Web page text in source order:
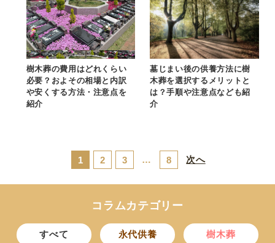
樹木葬の費用はどれくらい
必要？およその相場と内訳
や安くする方法・注意点を
紹介
墓じまい後の供養方法に樹
木葬を選択するメリットと
は？手順や注意点なども紹
介
1 2 3 … 8 次へ
コラムカテゴリー
すべて 永代供養 樹木葬